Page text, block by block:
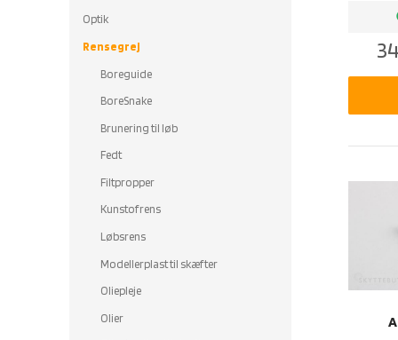
Optik
Rensegrej
Boreguide
BoreSnake
Brunering til løb
Fedt
Filtpropper
Kunstofrens
Løbsrens
Modellerplast til skæfter
Oliepleje
Olier